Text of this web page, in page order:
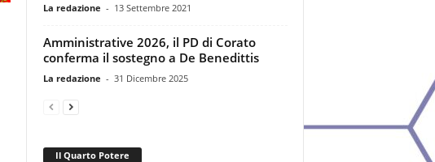
La redazione - 13 Settembre 2021
Amministrative 2026, il PD di Corato
conferma il sostegno a De Benedittis
La redazione - 31 Dicembre 2025
Il Quarto Potere